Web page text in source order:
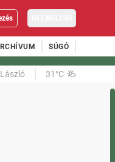
SÚGÓ
László 31°C